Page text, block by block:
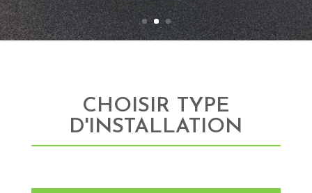
CHOISIR TYPE
D'INSTALLATION